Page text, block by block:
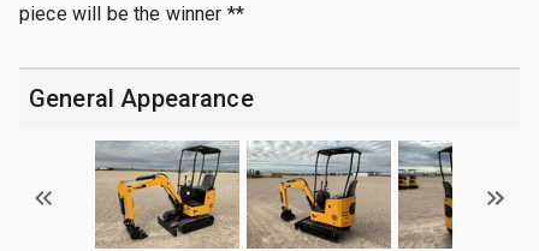
piece will be the winner **
General Appearance